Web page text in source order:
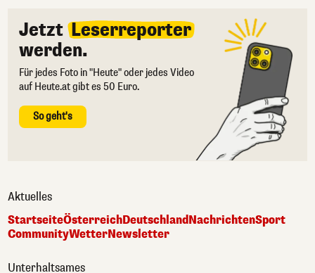
Jetzt Leserreporter
werden.
Für jedes Foto in "Heute" oder jedes Video
auf Heute.at gibt es 50 Euro.
So geht's
Aktuelles
StartseiteÖsterreichDeutschlandNachrichtenSport
CommunityWetterNewsletter
Unterhaltsames